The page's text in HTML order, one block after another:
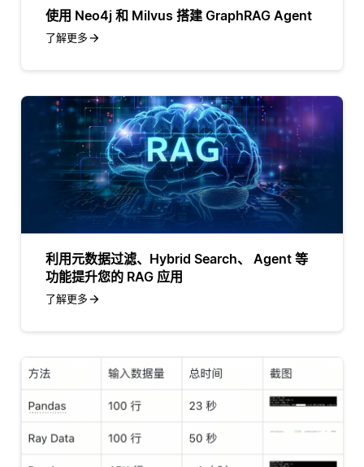
使用 Neo4j 和 Milvus 搭建 GraphRAG Agent
了解更多
利用元数据过滤、Hybrid Search、 Agent 等
功能提升您的 RAG 应用
了解更多